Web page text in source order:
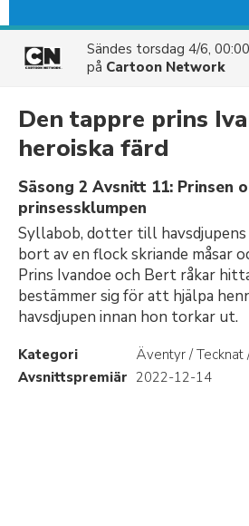
Sändes torsdag 4/6,
på Cartoon Network
Den tappre prins
heroiska färd
Säsong 2 Avsnitt 11: Prinsen
prinsessklumpen
Syllabob, dotter till
bort av en flock skriande måsar
Prins Ivandoe och Bert råkar
bestämmer sig för att hjälpa
havsdjupen innan hon torkar ut.
Kategori
Äventyr / Tecknat
Avsnittspremiär 2022-12-14